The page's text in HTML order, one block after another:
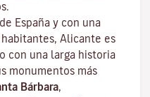
España y con una
Alicante es
con una larga historia
monumentos más
Bárbara,